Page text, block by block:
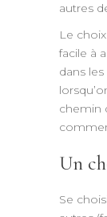
autres
Le
facile à
dans
chemin
Un
Se